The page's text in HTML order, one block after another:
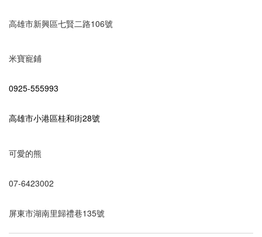
高雄市新興區七賢二路106號
米寶寵鋪
0925-555993
高雄市小港區桂和街28號
可愛的熊
07-6423002
屏東市湖南里歸禮巷135號